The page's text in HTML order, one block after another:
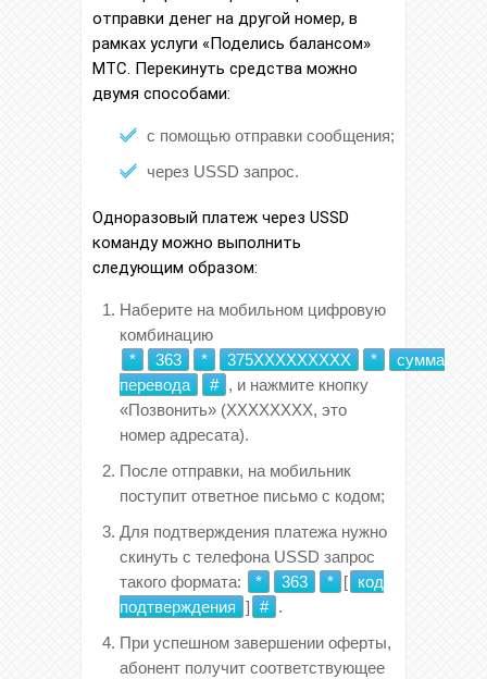
отправки денег на другой номер, в
рамках услуги «Поделись балансом»
МТС. Перекинуть средства можно
двумя способами:
с помощью отправки сообщения;
через USSD запрос.
Одноразовый платеж через USSD
команду можно выполнить
следующим образом:
Наберите на мобильном цифровую
комбинацию
*
363 * 375ХХХХХХХХХ *
сумма
перевода
# , и нажмите кнопку
«Позвонить» (ХХХХХХХХ, это
номер адресата).
После отправки, на мобильник
поступит ответное письмо с кодом;
Для подтверждения платежа нужно
скинуть с телефона USSD запрос
такого формата:
* 363 * [ код
подтверждения ] # .
При успешном завершении оферты,
абонент получит соответствующее